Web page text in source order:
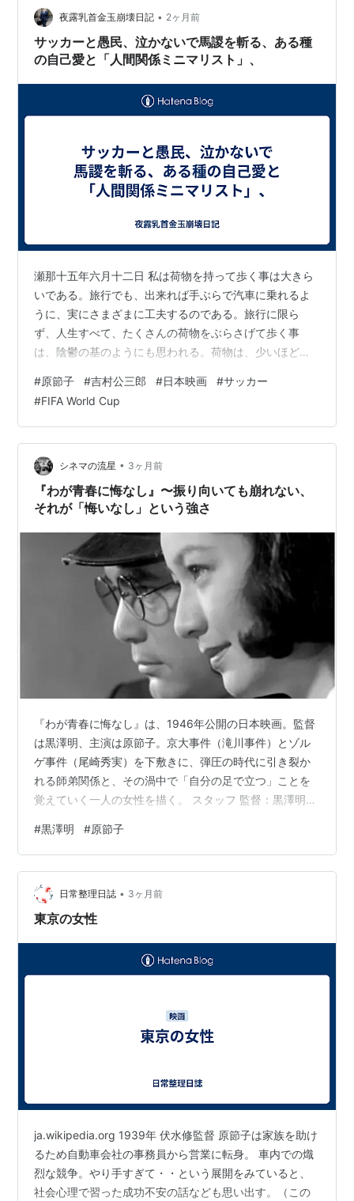
京 ... 一力仲居おてる
1939年05月20日「上海陸戦隊」東宝映画東京 ...
支那の少女明珠
1939年08月31日「女の教室 学校の巻 七つの俤」
東宝映画東京 ... 陳鳳英
1939年09月30日「女の教室 中・後篇」東宝映画東
京 ... 陳鳳英
1939年10月31日「東京の女性」東宝映画東京
1940年01月18日「光と影 後篇」東宝映画東
京 ... 桂佐保子
1940年02月07日「東遊記」東宝映画＝満映 ... 同
女優
1940年03月20日「嫁ぐ日まで」東宝映画東京 ...
好子
1940年04月03日「蛇姫様」東宝映画東京 ... 琴姫
1940年07月17日「女の街」東宝映画京都 ... 妻い
1940年09月01日「二人の世界」東宝映画東京 ...
長女さち子
1940年10月30日「姉妹の約束」東宝映画東京
1941年01月18日「兄の花嫁」東宝映画東京 ... 妹
晶子
1941年05月08日「大いなる感情」東宝映画東京
1941年07月30日「結婚の生態」南旺映画
1941年10月04日「指導物語」東宝映画東京 ... そ
1942年01月14日「希望の青空」東宝映画
1942年02月04日「青春の気流」東宝映画 ... その
1942年03月20日「若い先生」東宝映画 ... 平山富
美子
1942年04月01日「緑の大地」東宝映画 ... 妻初枝
1942年09月03日「母の地図」東宝映画 ... 三女桐
1942年12月03日「ハワイ・マレー沖海戦」東宝映
画 ... 姉きく子
1943年01月14日「阿片戦争」東宝映画 ... 愛蘭
1943年04月15日「望楼の決死隊」東宝映画 ... 高
津の妻由子
1943年06月10日「若き日の歓び」東宝映画
1943年09月16日「決戦の大空へ」東宝映画 ... 村
1943年10月07日「熱風」東宝映画
1944年05月25日「怒りの海」東宝
1946年02月28日「緑の故郷」東宝
1946年05月16日「麗人」東宝
1946年10月29日「わが青春に悔なし」東宝 ... 八
木原幸枝
1947年07月15日「かけ出し時代」新東宝映画
1947年09月27日「安城家の舞踏会」松竹大船
夜露乳首金玉崩壊日記 • 2ヶ月前
サッカーと愚民、泣かないで馬謖を斬る、ある種
の自己愛と「人間関係ミニマリスト」、
瀬那十五年六月十二日 私は荷物を持って歩く事は大きら
いである。旅行でも、出来れば手ぶらで汽車に乗れるよ
うに、実にさまざまに工夫するのである。旅行に限ら
ず、人生すべて、たくさんの荷物をぶらさげて歩く事
は、陰鬱の基のようにも思われる。荷物は、少いほどよ
よわされて来ている私は、この上、何を好んで散歩にま
で、やっかいな荷物を持ち運ぶ必要があろう。 太宰治
『ろまん燈籠』服装に就いて 新潮社 午前九時二十六分。
ゼリー状飲料、納豆ご飯、スティックビスケット、紅
茶。いつもよりかなり早く離床。特に用はないんだけ
ど。図書館通いをやりやすくするためには遅くとも午前
十…
#原節子 #吉村公三郎 #日本映画 #サッカー
#FIFA World Cup
シネマの流星 • 3ヶ月前
『わが青春に悔なし』〜振り向いても崩れない、
それが「悔いなし」という強さ
『わが青春に悔なし』は、1946年公開の日本映画。監督
は黒澤明、主演は原節子。京大事件（滝川事件）とゾル
ゲ事件（尾崎秀実）を下敷きに、弾圧の時代に引き裂か
れる師弟関係と、その渦中で「自分の足で立つ」ことを
覚えていく一人の女性を描く。 スタッフ 監督：黒澤明
中井朝一 編集：後藤敏男 製作会社：東宝 配給：東宝 公
開：1946年10月29日（日本） 上映時間：110分 撮影は
1946年4月から10月15日まで行われ、冒頭の吉田山の場
面は衣笠山や宝ヶ池で撮影された。近くのものから背景
までピントが合っているように見せるパンフォーカス撮
#黒澤明 #原節子
日常整理日誌 • 3ヶ月前
東京の女性
ja.wikipedia.org 1939年 伏水修監督 原節子は家族を助け
るため自動車会社の事務員から営業に転身。 車内での熾
烈な競争。やり手すぎて・・という展開をみていると、
社会心理で習った成功不安の話なども思い出す。（この